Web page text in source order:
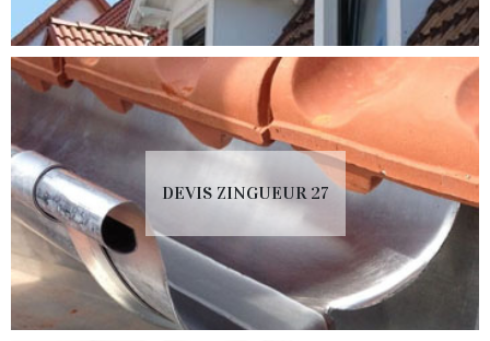
DEVIS ZINGUEUR 27